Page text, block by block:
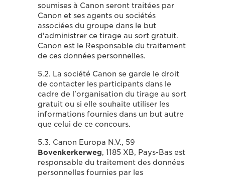
soumises à Canon seront traitées par
Canon et ses agents ou sociétés
associées du groupe dans le but
d'administrer ce tirage au sort gratuit.
Canon est le Responsable du traitement
de ces données personnelles.
5.2. La société Canon se garde le droit
de contacter les participants dans le
cadre de l'organisation du tirage au sort
gratuit ou si elle souhaite utiliser les
informations fournies dans un but autre
que celui de ce concours.
5.3. Canon Europa N.V., 59
Bovenkerkerweg, 1185 XB, Pays-Bas est
responsable du traitement des données
personnelles fournies par les